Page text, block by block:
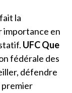
la
importance en
UFC Que
fédérale des
défendre
premier